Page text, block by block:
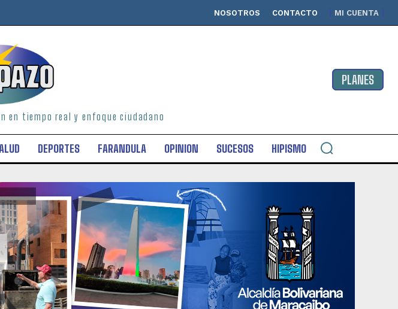
NOSOTROS CONTACTO MI CUENTA
en tiempo real y enfoque ciudadano
PLANES
DEPORTES FARANDULA OPINION SUCESOS HIPISMO